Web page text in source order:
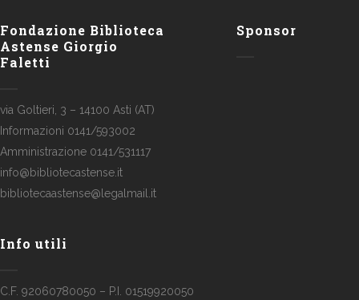
Fondazione Biblioteca
Astense Giorgio
Faletti
via Goltieri, 3 – 14100 Asti (AT)
Informazioni 0141/593002
Amministrazione 0141/531117
info@bibliotecastense.it
bibliotecaastense@legalmail.it
Info utili
C.F. 92060780050 – P.I. 01519920050
Sponsor